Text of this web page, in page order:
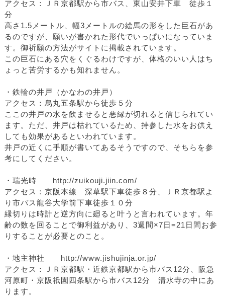
アクセス：ＪＲ京都駅から市バス、東山安井下車 徒歩１
分
高さ1.5メートル、幅3メートルの絵馬の形をした巨石があ
るのですが、願いが書かれた形代でいっぱいになっていま
す。御祈願の方法がサイトに掲載されています。
この巨石にある穴をくぐるわけですが、体格のいい人はち
ょっと苦労するかも知れません。
・鉄輪の井戸（かなわの井戸）
アクセス：烏丸五条駅から徒歩５分
ここの井戸の水を飲ませると悪縁が切れると信じられてい
ます。ただ、井戸は枯れているため、持参した水をお供え
しても効果があるといわれています。
井戸の近くに手順が書いてあるそうですので、そちらを参
考にしてください。
・瑞光時 http://zuikouji.jiin.com/
アクセス：京阪本線 深草駅下車徒歩８分、ＪＲ京都駅よ
り市バス龍谷大学前下車徒歩１０分
縁切りは時計と逆方向に廻ると叶うと言われています。年
齢の数を回ることで御利益があり、3週間×7日=21日間お参
りすることが必要とのこと。
・地主神社 http://www.jishujinja.or.jp/
アクセス：ＪＲ京都駅・近鉄京都駅から市バス12分、阪急
河原町・京阪祇園四条駅から市バス12分 清水寺の中にあ
ります。